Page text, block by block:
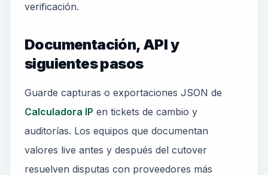
verificación.
Documentación, API y
siguientes pasos
Guarde capturas o exportaciones JSON de
Calculadora IP en tickets de cambio y
auditorías. Los equipos que documentan
valores live antes y después del cutover
resuelven disputas con proveedores más